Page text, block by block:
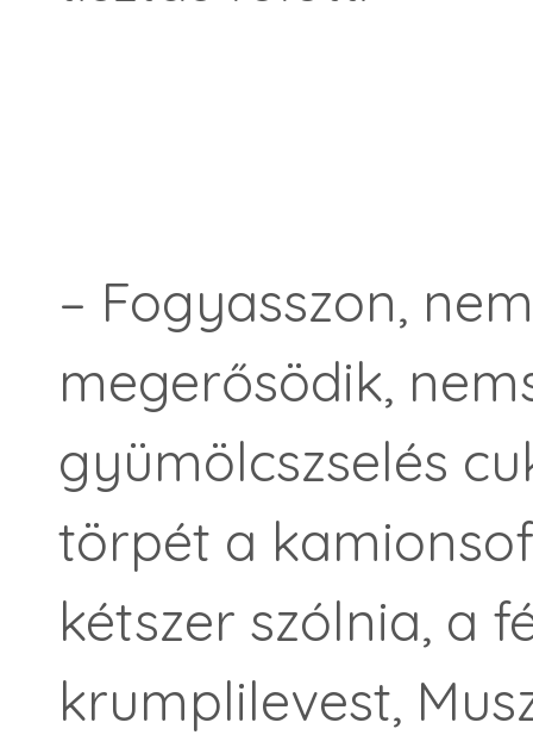
– Fogyasszon,
megerősödik,
gyümölcszselés
törpét a
kétszer szólnia, a
krumplilevest,